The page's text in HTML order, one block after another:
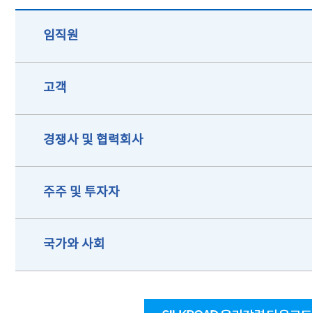
임직원
고객
경쟁사 및 협력회사
주주 및 투자자
국가와 사회